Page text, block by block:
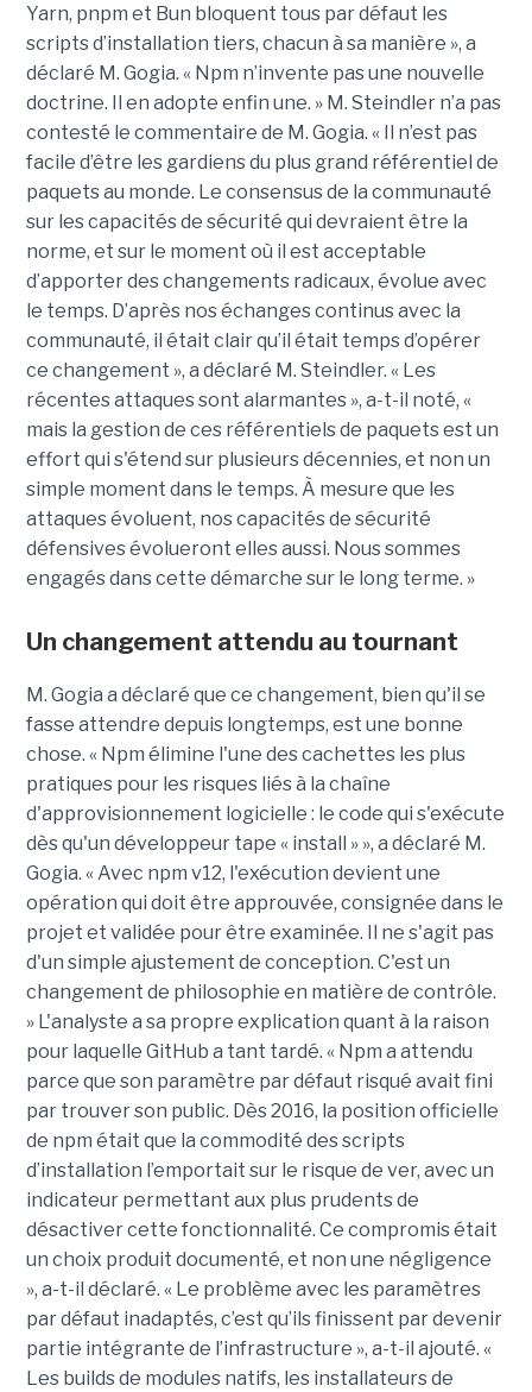
Yarn, pnpm et Bun bloquent tous par défaut les
scripts d’installation tiers, chacun à sa manière », a
déclaré M. Gogia. « Npm n’invente pas une nouvelle
doctrine. Il en adopte enfin une. » M. Steindler n’a pas
contesté le commentaire de M. Gogia. « Il n’est pas
facile d’être les gardiens du plus grand référentiel de
paquets au monde. Le consensus de la communauté
sur les capacités de sécurité qui devraient être la
norme, et sur le moment où il est acceptable
d’apporter des changements radicaux, évolue avec
le temps. D’après nos échanges continus avec la
communauté, il était clair qu’il était temps d’opérer
ce changement », a déclaré M. Steindler. « Les
récentes attaques sont alarmantes », a-t-il noté, «
mais la gestion de ces référentiels de paquets est un
effort qui s'étend sur plusieurs décennies, et non un
simple moment dans le temps. À mesure que les
attaques évoluent, nos capacités de sécurité
défensives évolueront elles aussi. Nous sommes
engagés dans cette démarche sur le long terme. »
Un changement attendu au tournant
M. Gogia a déclaré que ce changement, bien qu'il se
fasse attendre depuis longtemps, est une bonne
chose. « Npm élimine l'une des cachettes les plus
pratiques pour les risques liés à la chaîne
d'approvisionnement logicielle : le code qui s'exécute
dès qu'un développeur tape « install » », a déclaré M.
Gogia. « Avec npm v12, l'exécution devient une
opération qui doit être approuvée, consignée dans le
projet et validée pour être examinée. Il ne s'agit pas
d'un simple ajustement de conception. C'est un
changement de philosophie en matière de contrôle.
» L'analyste a sa propre explication quant à la raison
pour laquelle GitHub a tant tardé. « Npm a attendu
parce que son paramètre par défaut risqué avait fini
par trouver son public. Dès 2016, la position officielle
de npm était que la commodité des scripts
d’installation l’emportait sur le risque de ver, avec un
indicateur permettant aux plus prudents de
désactiver cette fonctionnalité. Ce compromis était
un choix produit documenté, et non une négligence
», a-t-il déclaré. « Le problème avec les paramètres
par défaut inadaptés, c’est qu’ils finissent par devenir
partie intégrante de l’infrastructure », a-t-il ajouté. «
Les builds de modules natifs, les installateurs de